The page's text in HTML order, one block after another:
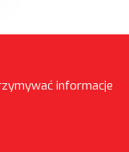
informacje